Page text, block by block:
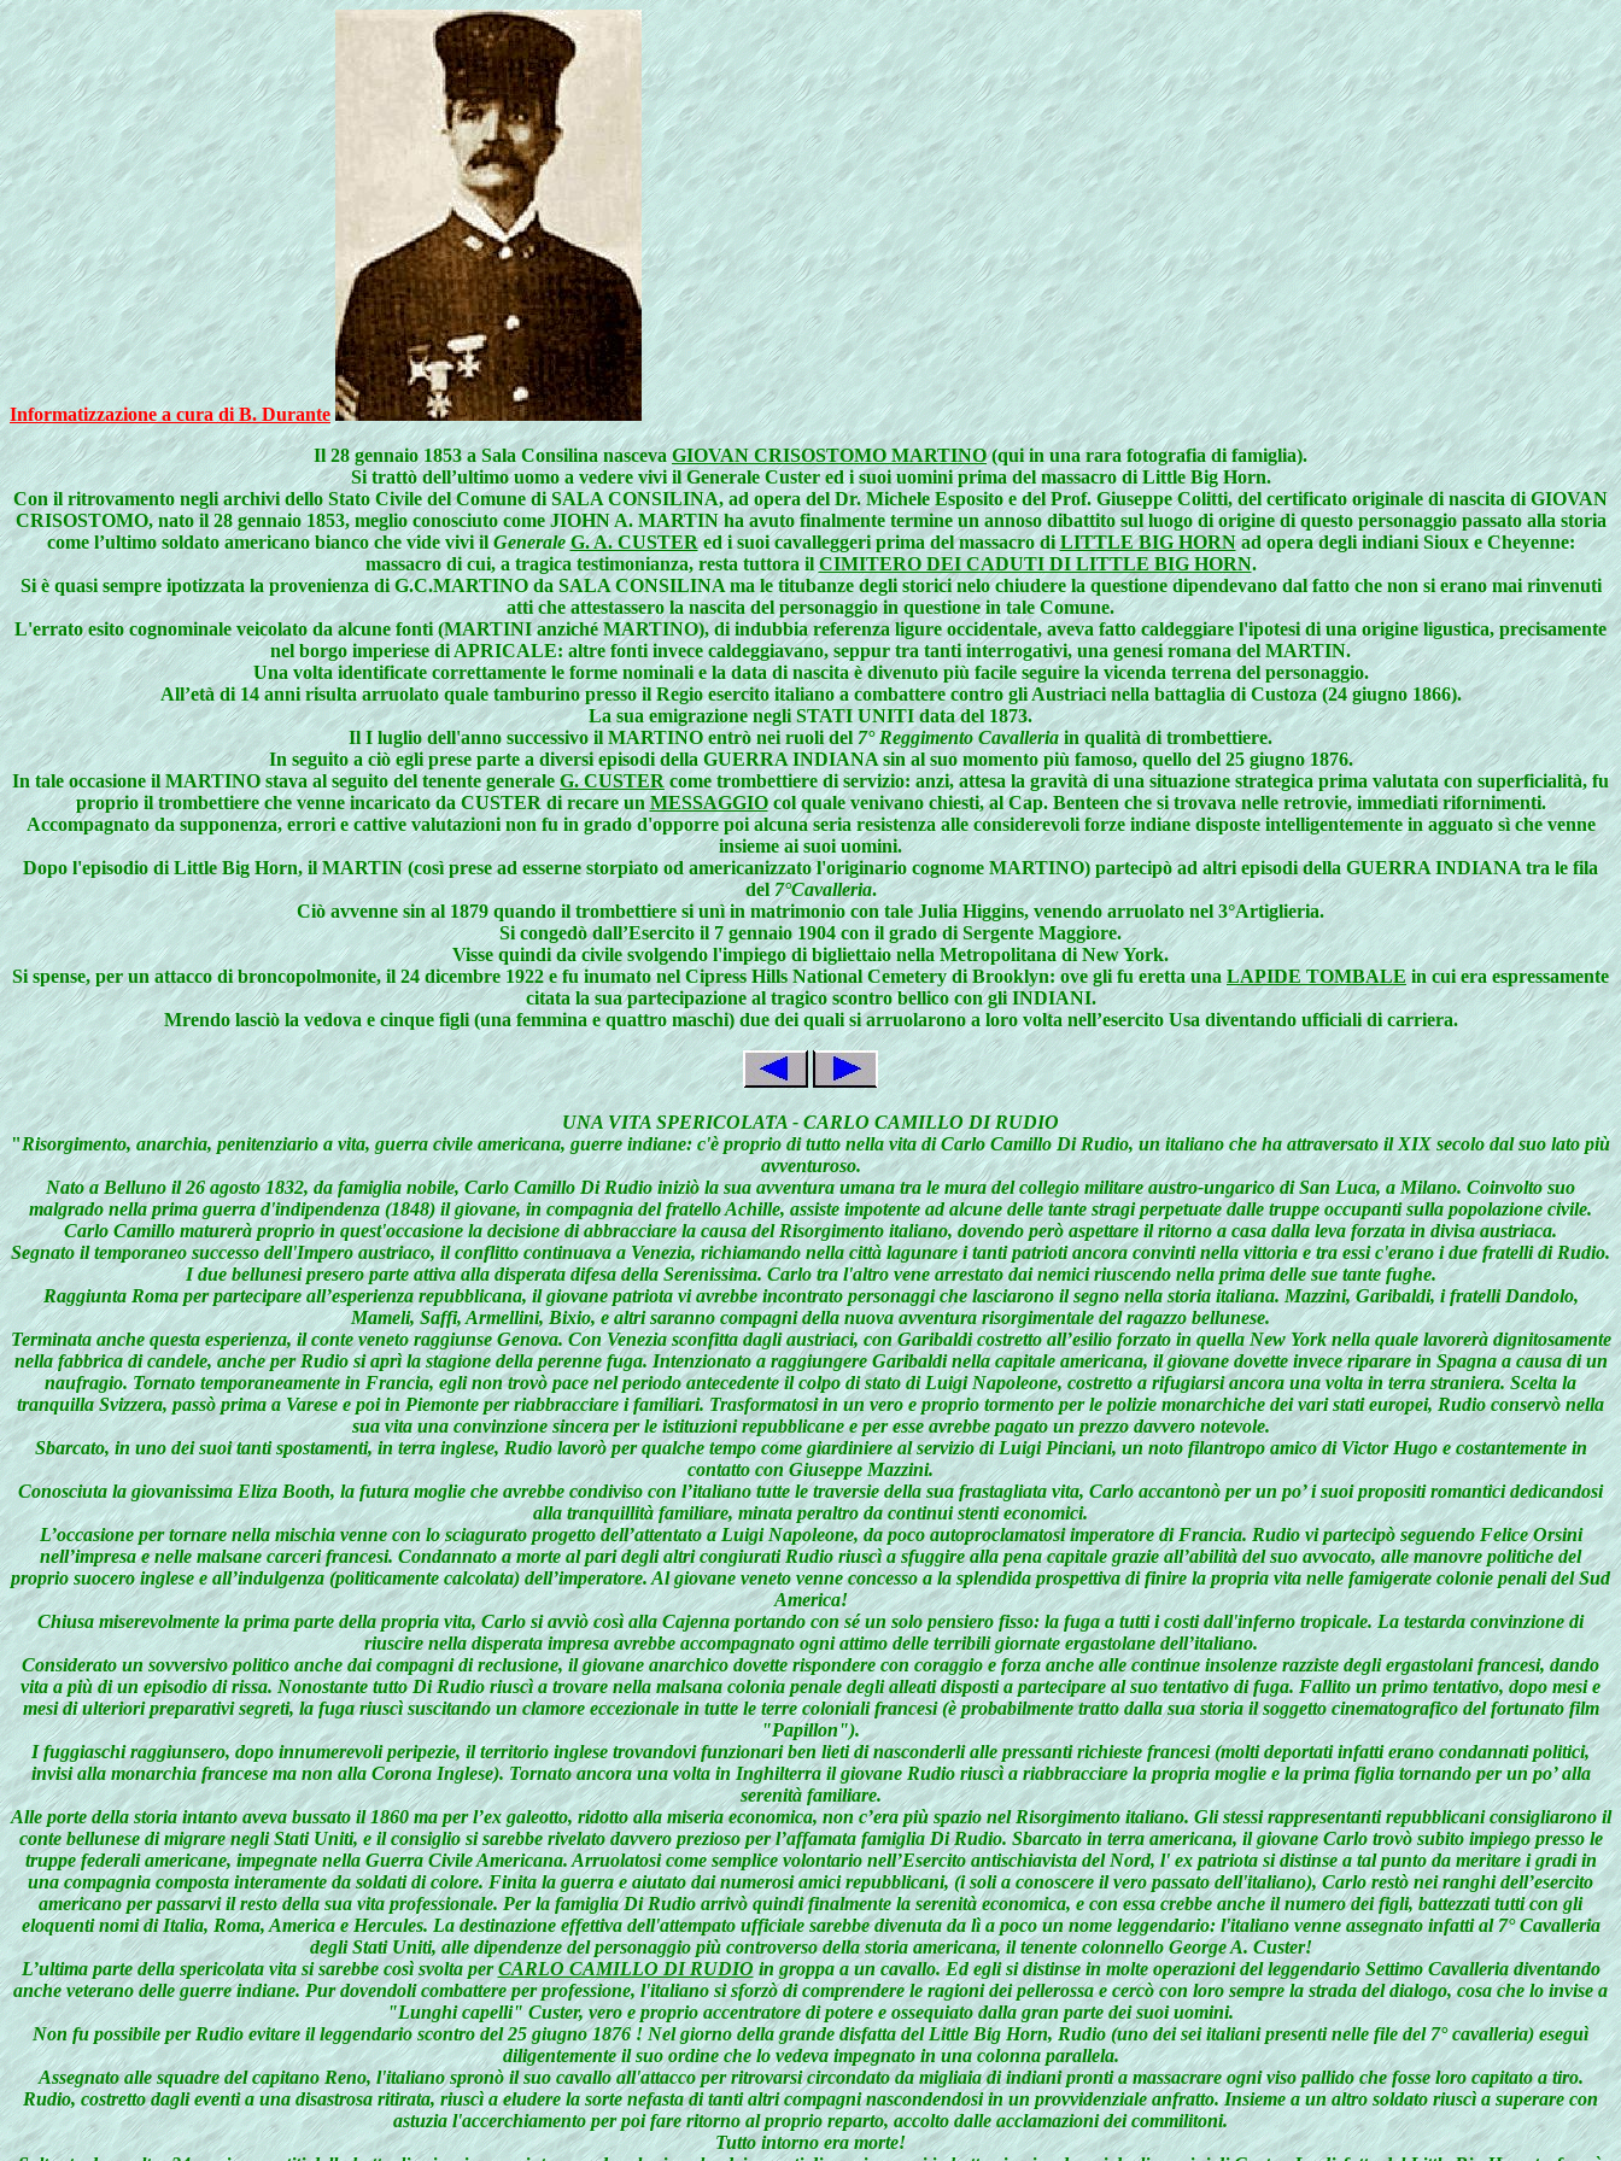
Informatizzazione a cura di B. Durante
Il 28 gennaio 1853 a Sala Consilina nascevaGIOVAN CRISOSTOMO MARTINO(qui in una rara fotografia di famiglia).
Si trattò dell’ultimo uomo a vedere vivi il Generale Custer ed i suoi uomini prima del massacro di Little Big Horn.
Con il ritrovamento negli archivi dello Stato Civile del Comune di SALA CONSILINA, ad opera del Dr. Michele Esposito e del Prof. Giuseppe Colitti, del certificato originale di nascita di GIOVAN
CRISOSTOMO, nato il 28 gennaio 1853, meglio conosciuto come JIOHN A. MARTIN ha avuto finalmente termine un annoso dibattito sul luogo di origine di questo personaggio passato alla storia
come l’ultimo soldato americano bianco che vide vivi ilGenerale G. A. CUSTERed i suoi cavalleggeri prima del massacro diLITTLE BIG HORNad opera degli indiani Sioux e Cheyenne:
massacro di cui, a tragica testimonianza, resta tuttora ilCIMITERO DEI CADUTI DI LITTLE BIG HORN.
Si è quasi sempre ipotizzata la provenienza di G.C.MARTINO da SALA CONSILINA ma le titubanze degli storici nelo chiudere la questione dipendevano dal fatto che non si erano mai rinvenuti
atti che attestassero la nascita del personaggio in questione in tale Comune.
L'errato esito cognominale veicolato da alcune fonti (MARTINI anziché MARTINO), di indubbia referenza ligure occidentale, aveva fatto caldeggiare l'ipotesi di una origine ligustica, precisamente
nel borgo imperiese di APRICALE: altre fonti invece caldeggiavano, seppur tra tanti interrogativi, una genesi romana del MARTIN.
Una volta identificate correttamente le forme nominali e la data di nascita è divenuto più facile seguire la vicenda terrena del personaggio.
All’età di 14 anni risulta arruolato quale tamburino presso il Regio esercito italiano a combattere contro gli Austriaci nella battaglia di Custoza (24 giugno 1866).
La sua emigrazione negli STATI UNITI data del 1873.
Il I luglio dell'anno successivo il MARTINO entrò nei ruoli del 7° Reggimento Cavalleriain qualità di trombettiere.
In seguito a ciò egli prese parte a diversi episodi della GUERRA INDIANA sin al suo momento più famoso, quello del 25 giugno 1876.
In tale occasione il MARTINO stava al seguito del tenente generale G. CUSTER come trombettiere di servizio: anzi, attesa la gravità di una situazione strategica prima valutata con superficialità, fu
proprio il trombettiere che venne incaricato da CUSTER di recare unMESSAGGIOcol quale venivano chiesti, al Cap. Benteen che si trovava nelle retrovie, immediati rifornimenti.
Accompagnato da supponenza, errori e cattive valutazioni non fu in grado d'opporre poi alcuna seria resistenza alle considerevoli forze indiane disposte intelligentemente in agguato sì che venne
insieme ai suoi uomini.
Dopo l'episodio di Little Big Horn, il MARTIN (così prese ad esserne storpiato od americanizzato l'originario cognome MARTINO) partecipò ad altri episodi della GUERRA INDIANA tra le fila
del7°Cavalleria.
Ciò avvenne sin al 1879 quando il trombettiere si unì in matrimonio con tale Julia Higgins, venendo arruolato nel 3°Artiglieria.
Si congedò dall’Esercito il 7 gennaio 1904 con il grado di Sergente Maggiore.
Visse quindi da civile svolgendo l'impiego di bigliettaio nella Metropolitana di New York.
Si spense, per un attacco di broncopolmonite, il 24 dicembre 1922 e fu inumato nel Cipress Hills National Cemetery di Brooklyn: ove gli fu eretta unaLAPIDE TOMBALE in cui era espressamente
citata la sua partecipazione al tragico scontro bellico con gli INDIANI.
Mrendo lasciò la vedova e cinque figli (una femmina e quattro maschi) due dei quali si arruolarono a loro volta nell’esercito Usa diventando ufficiali di carriera.
UNA VITA SPERICOLATA - CARLO CAMILLO DI RUDIO
"Risorgimento, anarchia, penitenziario a vita, guerra civile americana, guerre indiane: c'è proprio di tutto nella vita di Carlo Camillo Di Rudio, un italiano che ha attraversato il XIX secolo dal suo lato più
avventuroso.
Nato a Belluno il 26 agosto 1832, da famiglia nobile, Carlo Camillo Di Rudio iniziò la sua avventura umana tra le mura del collegio militare austro-ungarico di San Luca, a Milano. Coinvolto suo
malgrado nella prima guerra d'indipendenza (1848) il giovane, in compagnia del fratello Achille, assiste impotente ad alcune delle tante stragi perpetuate dalle truppe occupanti sulla popolazione civile.
Carlo Camillo maturerà proprio in quest'occasione la decisione di abbracciare la causa del Risorgimento italiano, dovendo però aspettare il ritorno a casa dalla leva forzata in divisa austriaca.
Segnato il temporaneo successo dell'Impero austriaco, il conflitto continuava a Venezia, richiamando nella città lagunare i tanti patrioti ancora convinti nella vittoria e tra essi c'erano i due fratelli di Rudio.
I due bellunesi presero parte attiva alla disperata difesa della Serenissima. Carlo tra l'altro vene arrestato dai nemici riuscendo nella prima delle sue tante fughe.
Raggiunta Roma per partecipare all’esperienza repubblicana, il giovane patriota vi avrebbe incontrato personaggi che lasciarono il segno nella storia italiana. Mazzini, Garibaldi, i fratelli Dandolo,
Mameli, Saffi, Armellini, Bixio, e altri saranno compagni della nuova avventura risorgimentale del ragazzo bellunese.
Terminata anche questa esperienza, il conte veneto raggiunse Genova. Con Venezia sconfitta dagli austriaci, con Garibaldi costretto all’esilio forzato in quella New York nella quale lavorerà dignitosamente
nella fabbrica di candele, anche per Rudio si aprì la stagione della perenne fuga. Intenzionato a raggiungere Garibaldi nella capitale americana, il giovane dovette invece riparare in Spagna a causa di un
naufragio. Tornato temporaneamente in Francia, egli non trovò pace nel periodo antecedente il colpo di stato di Luigi Napoleone, costretto a rifugiarsi ancora una volta in terra straniera. Scelta la
tranquilla Svizzera, passò prima a Varese e poi in Piemonte per riabbracciare i familiari. Trasformatosi in un vero e proprio tormento per le polizie monarchiche dei vari stati europei, Rudio conservò nella
sua vita una convinzione sincera per le istituzioni repubblicane e per esse avrebbe pagato un prezzo davvero notevole.
Sbarcato, in uno dei suoi tanti spostamenti, in terra inglese, Rudio lavorò per qualche tempo come giardiniere al servizio di Luigi Pinciani, un noto filantropo amico di Victor Hugo e costantemente in
contatto con Giuseppe Mazzini.
Conosciuta la giovanissima Eliza Booth, la futura moglie che avrebbe condiviso con l’italiano tutte le traversie della sua frastagliata vita, Carlo accantonò per un po’ i suoi propositi romantici dedicandosi
alla tranquillità familiare, minata peraltro da continui stenti economici.
L’occasione per tornare nella mischia venne con lo sciagurato progetto dell’attentato a Luigi Napoleone, da poco autoproclamatosi imperatore di Francia. Rudio vi partecipò seguendo Felice Orsini
nell’impresa e nelle malsane carceri francesi. Condannato a morte al pari degli altri congiurati Rudio riuscì a sfuggire alla pena capitale grazie all’abilità del suo avvocato, alle manovre politiche del
proprio suocero inglese e all’indulgenza (politicamente calcolata) dell’imperatore. Al giovane veneto venne concesso a la splendida prospettiva di finire la propria vita nelle famigerate colonie penali del Sud
America!
Chiusa miserevolmente la prima parte della propria vita, Carlo si avviò così alla Cajenna portando con sé un solo pensiero fisso: la fuga a tutti i costi dall'inferno tropicale. La testarda convinzione di
riuscire nella disperata impresa avrebbe accompagnato ogni attimo delle terribili giornate ergastolane dell’italiano.
Considerato un sovversivo politico anche dai compagni di reclusione, il giovane anarchico dovette rispondere con coraggio e forza anche alle continue insolenze razziste degli ergastolani francesi, dando
vita a più di un episodio di rissa. Nonostante tutto Di Rudio riuscì a trovare nella malsana colonia penale degli alleati disposti a partecipare al suo tentativo di fuga. Fallito un primo tentativo, dopo mesi e
mesi di ulteriori preparativi segreti, la fuga riuscì suscitando un clamore eccezionale in tutte le terre coloniali francesi (è probabilmente tratto dalla sua storia il soggetto cinematografico del fortunato film
"Papillon").
I fuggiaschi raggiunsero, dopo innumerevoli peripezie, il territorio inglese trovandovi funzionari ben lieti di nasconderli alle pressanti richieste francesi (molti deportati infatti erano condannati politici,
invisi alla monarchia francese ma non alla Corona Inglese). Tornato ancora una volta in Inghilterra il giovane Rudio riuscì a riabbracciare la propria moglie e la prima figlia tornando per un po’ alla
serenità familiare.
Alle porte della storia intanto aveva bussato il 1860 ma per l’ex galeotto, ridotto alla miseria economica, non c’era più spazio nel Risorgimento italiano. Gli stessi rappresentanti repubblicani consigliarono il
conte bellunese di migrare negli Stati Uniti, e il consiglio si sarebbe rivelato davvero prezioso per l’affamata famiglia Di Rudio. Sbarcato in terra americana, il giovane Carlo trovò subito impiego presso le
truppe federali americane, impegnate nella Guerra Civile Americana. Arruolatosi come semplice volontario nell’Esercito antischiavista del Nord, l' ex patriota si distinse a tal punto da meritare i gradi in
una compagnia composta interamente da soldati di colore. Finita la guerra e aiutato dai numerosi amici repubblicani, (i soli a conoscere il vero passato dell'italiano), Carlo restò nei ranghi dell’esercito
americano per passarvi il resto della sua vita professionale. Per la famiglia Di Rudio arrivò quindi finalmente la serenità economica, e con essa crebbe anche il numero dei figli, battezzati tutti con gli
eloquenti nomi di Italia, Roma, America e Hercules. La destinazione effettiva dell'attempato ufficiale sarebbe divenuta da lì a poco un nome leggendario: l'italiano venne assegnato infatti al 7° Cavalleria
degli Stati Uniti, alle dipendenze del personaggio più controverso della storia americana, il tenente colonnello George A. Custer!
L’ultima parte della spericolata vita si sarebbe così svolta perCARLO CAMILLO DI RUDIOin groppa a un cavallo. Ed egli si distinse in molte operazioni del leggendario Settimo Cavalleria diventando
anche veterano delle guerre indiane. Pur dovendoli combattere per professione, l'italiano si sforzò di comprendere le ragioni dei pellerossa e cercò con loro sempre la strada del dialogo, cosa che lo invise a
"Lunghi capelli" Custer, vero e proprio accentratore di potere e ossequiato dalla gran parte dei suoi uomini.
Non fu possibile per Rudio evitare il leggendario scontro del 25 giugno 1876 ! Nel giorno della grande disfatta del Little Big Horn, Rudio (uno dei sei italiani presenti nelle file del 7° cavalleria) eseguì
diligentemente il suo ordine che lo vedeva impegnato in una colonna parallela.
Assegnato alle squadre del capitano Reno, l'italiano spronò il suo cavallo all'attacco per ritrovarsi circondato da migliaia di indiani pronti a massacrare ogni viso pallido che fosse loro capitato a tiro.
Rudio, costretto dagli eventi a una disastrosa ritirata, riuscì a eludere la sorte nefasta di tanti altri compagni nascondendosi in un provvidenziale anfratto. Insieme a un altro soldato riuscì a superare con
astuzia l'accerchiamento per poi fare ritorno al proprio reparto, accolto dalle acclamazioni dei commilitoni.
Tutto intorno era morte!